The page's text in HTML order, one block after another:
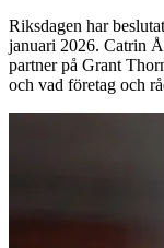
Riksdagen har
januari 2026. Catrin
partner på Grant
och vad företag och